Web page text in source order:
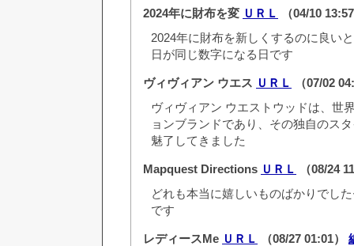
2024年に財布を変 ＵＲＬ
（04/10
2024年に財布を新しくするのに良い
日が同じ数字になる日です
ヴィヴィアン ウエス ＵＲＬ
（07/02
ヴィヴィアン ウエストウッドは、世
ョンブランドであり、その独自のス
魅了してきました
Mapquest Directions ＵＲＬ
（08/24
どれも本当に嬉しいものばかりでし
です
レディースMe ＵＲＬ （08/27 01:01）